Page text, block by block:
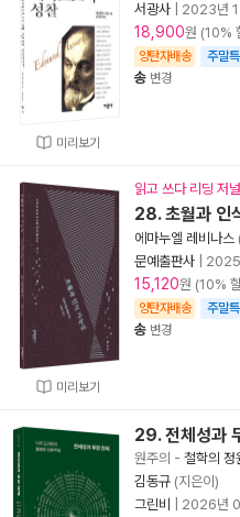
미리보기
서광사
2023년
18,900원 (10%
양탄자배송 주말
송 변경
미리보기
읽고 쓰다 리딩 저널
28. 초월과 인
에마누엘 레비나스
문예출판사
15,120원 (10%
양탄자배송 주말
송 변경
29. 전체성과
원주의 - 철학의
김동규 (지은이)
그린비
2026년